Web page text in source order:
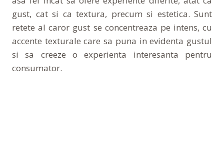
gust, cat si ca textura, precum si estetica. Sunt
retete al caror gust se concentreaza pe intens, cu
accente texturale care sa puna in evidenta gustul
si sa creeze o experienta interesanta pentru
consumator.